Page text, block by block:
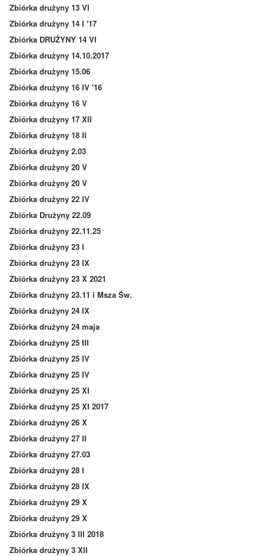
Zbiórka drużyny 13 VI
Zbiórka drużyny 14 I '17
Zbiórka DRUŻYNY 14 VI
Zbiórka drużyny 14.10.2017
Zbiórka drużyny 15.06
Zbiórka drużyny 16 IV '16
Zbiórka drużyny 16 V
Zbiórka drużyny 17 XII
Zbiórka drużyny 18 II
Zbiórka drużyny 2.03
Zbiórka drużyny 20 V
Zbiórka drużyny 20 V
Zbiórka drużyny 22 IV
Zbiórka Drużyny 22.09
Zbiórka drużyny 22.11.25
Zbiórka drużyny 23 I
Zbiórka drużyny 23 IX
Zbiórka drużyny 23 X 2021
Zbiórka drużyny 23.11 i Msza Św.
Zbiórka drużyny 24 IX
Zbiórka drużyny 24 maja
Zbiórka drużyny 25 III
Zbiórka drużyny 25 IV
Zbiórka drużyny 25 IV
Zbiórka drużyny 25 XI
Zbiórka drużyny 25 XI 2017
Zbiórka drużyny 26 X
Zbiórka drużyny 27 II
Zbiórka drużyny 27.03
Zbiórka drużyny 28 I
Zbiórka drużyny 28 IX
Zbiórka drużyny 29 X
Zbiórka drużyny 29 X
Zbiórka drużyny 3 III 2018
Zbiórka drużyny 3 XII